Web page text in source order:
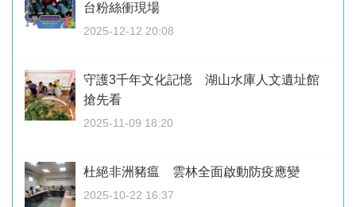
台粉絲衝現場
2025-12-12 20:08
守護3千年文化記憶 湖山水庫人文遺址館
搶先看
2025-11-09 18:20
杜絕非洲豬瘟 雲林全面啟動防疫應變
2025-10-22 16:37